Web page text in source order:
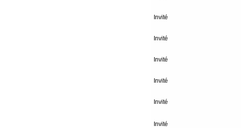
Invité
Invité
Invité
Invité
Invité
Invité